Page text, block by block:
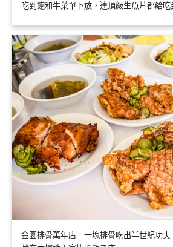
吃到飽和牛菜單下放，連頂級生魚片都給吃
金園排骨萬年店｜一塊排骨吃出半世紀功夫